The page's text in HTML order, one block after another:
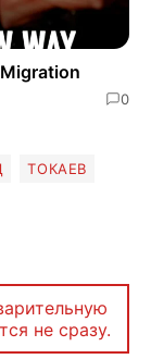
0
ТОКАЕВ
не сразу.